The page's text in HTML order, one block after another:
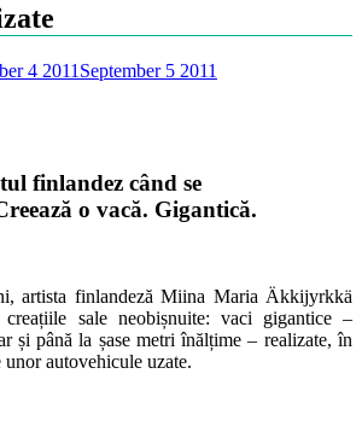
4 2011 September 5 2011
finlandez când se
o vacă. Gigantică.
artista finlandeză Miina Maria Äkkijyrkkä
creațiile sale neobișnuite: vaci gigantice –
și până la șase metri înălțime – realizate, în
autovehicule uzate.